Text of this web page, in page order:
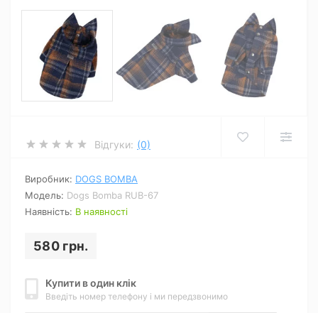
Відгуки: (0)
Виробник: DOGS BOMBA
Модель: Dogs Bomba RUB-67
Наявність: В наявності
580 грн.
Купити в один клік
Введіть номер телефону і ми передзвонимо